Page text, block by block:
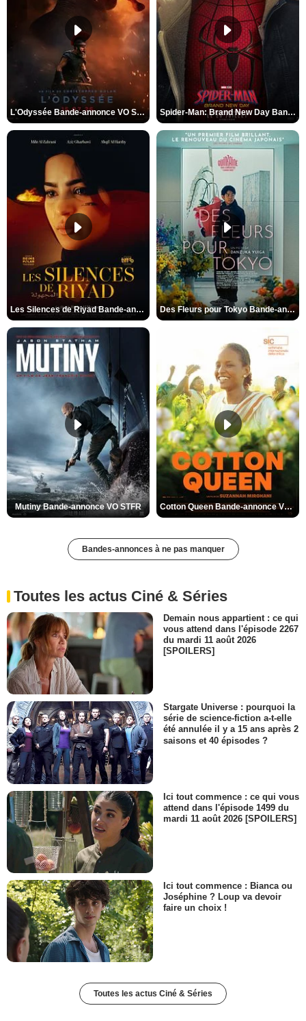
L'Odyssée Bande-annonce VO STFR Spider-Man: Brand New Day Bande-annonce VO STFR
Les Silences de Riyad Bande-annonce VO STFR Des Fleurs pour Tokyo Bande-annonce VO STFR
Mutiny Bande-annonce VO STFR Cotton Queen Bande-annonce VO STFR
Bandes-annonces à ne pas manquer
Toutes les actus Ciné & Séries
Demain nous appartient : ce qui
vous attend dans l'épisode 2267
du mardi 11 août 2026
[SPOILERS]
Stargate Universe : pourquoi la
série de science-fiction a-t-elle
été annulée il y a 15 ans après 2
saisons et 40 épisodes ?
Ici tout commence : ce qui vous
attend dans l'épisode 1499 du
mardi 11 août 2026 [SPOILERS]
Ici tout commence : Bianca ou
Joséphine ? Loup va devoir
faire un choix !
Toutes les actus Ciné & Séries